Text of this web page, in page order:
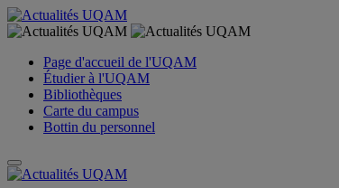
Page d'accueil de l'UQAM
Étudier à l'UQAM
Bibliothèques
Carte du campus
Bottin du personnel